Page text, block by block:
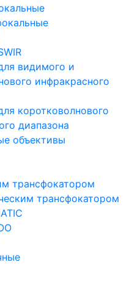
видимого и
инфракрасного
коротковолнового
диапазона
объективы
трансфокатором
трансфокатором